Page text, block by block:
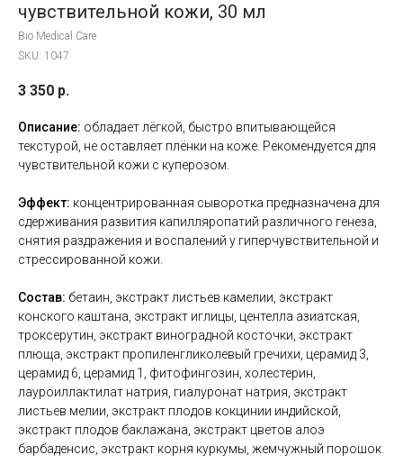
чувствительной кожи, 30 мл
Bio Medical Care
SKU: 1047
3 350 р.
Описание: обладает лёгкой, быстро впитывающейся
текстурой, не оставляет плёнки на коже. Рекомендуется для
чувствительной кожи с куперозом.
Эффект: концентрированная сыворотка предназначена для
сдерживания развития капилляропатий различного генеза,
снятия раздражения и воспалений у гиперчувствительной и
стрессированной кожи.
Состав: бетаин, экстракт листьев камелии, экстракт
конского каштана, экстракт иглицы, центелла азиатская,
троксерутин, экстракт виноградной косточки, экстракт
плюща, экстракт пропиленгликолевый гречихи, церамид 3,
церамид 6, церамид 1, фитофингозин, холестерин,
лауроиллактилат натрия, гиалуронат натрия, экстракт
листьев мелии, экстракт плодов кокцинии индийской,
экстракт плодов баклажана, экстракт цветов алоэ
барбаденсис, экстракт корня куркумы, жемчужный порошок.